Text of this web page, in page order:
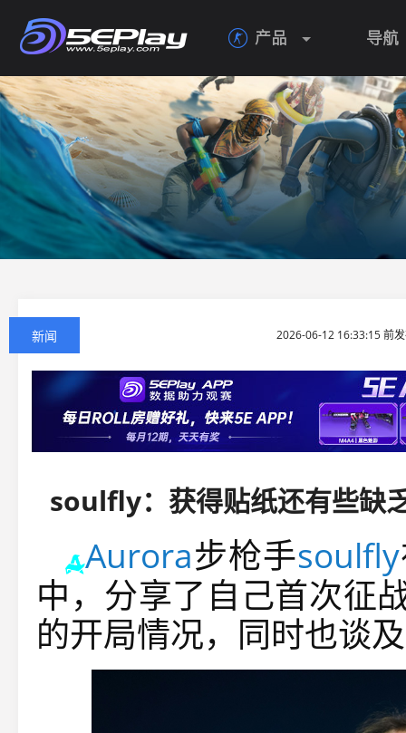
 产品 导航
新闻 2026-06-12 16:33:15 前
soulfly：获得贴纸还有些缺
Aurora步枪手soulfly
中，分享了自己首次征
的开局情况，同时也谈